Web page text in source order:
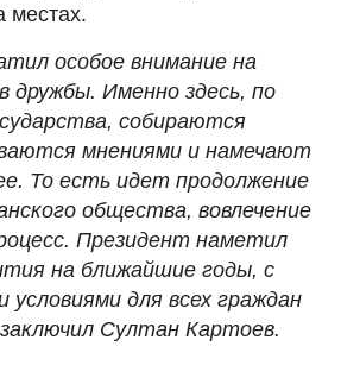
местах.
особое внимание на
Именно здесь, по
собираются
мнениями и намечают
То есть идет продолжение
общества, вовлечение
Президент наметил
на ближайшие годы, с
для всех граждан
Султан Картоев.